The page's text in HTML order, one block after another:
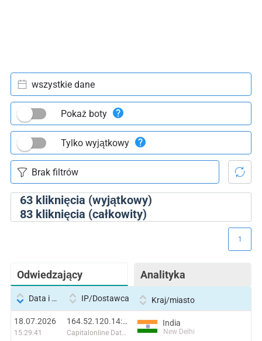
63kliknięcia (wyjątkowy)
83kliknięcia (całkowity)
wszystkie dane
Pokaż boty
Tylko wyjątkowy
Odwiedzający Analityka
1
Data i godzina IP/Dostawca Kraj/miasto
18.07.2026
15:29:41
164.52.120.14:36542
Capitalonline Data Service (HK) Co
India
New Delhi